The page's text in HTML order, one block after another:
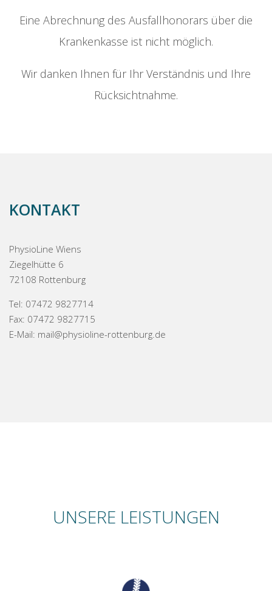
Eine Abrechnung des Ausfallhonorars über die
Krankenkasse ist nicht möglich.
Wir danken Ihnen für Ihr Verständnis und Ihre
Rücksichtnahme.
KONTAKT
PhysioLine Wiens
Ziegelhütte 6
72108 Rottenburg
Tel: 07472 9827714
Fax: 07472 9827715
E-Mail: mail@physioline-rottenburg.de
UNSERE LEISTUNGEN